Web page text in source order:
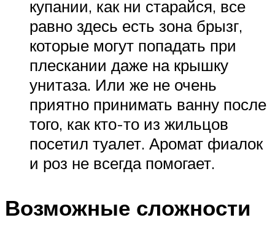
купании, как ни старайся, все
равно здесь есть зона брызг,
которые могут попадать при
плескании даже на крышку
унитаза. Или же не очень
приятно принимать ванну после
того, как кто-то из жильцов
посетил туалет. Аромат фиалок
и роз не всегда помогает.
Возможные сложности